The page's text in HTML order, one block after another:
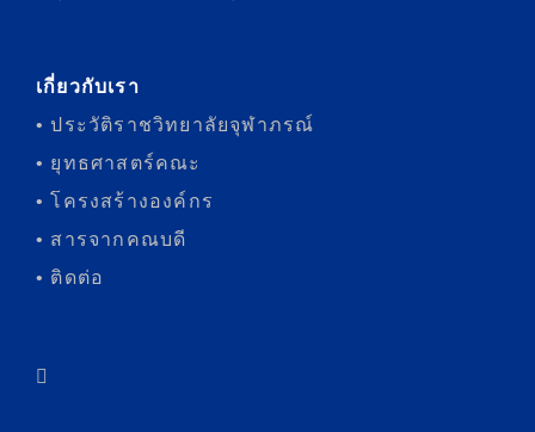
เกี่ยวกับเรา
• ประวัติราชวิทยาลัยจุฬาภรณ์
• ยุทธศาสตร์คณะ
• โครงสร้างองค์กร
• สารจากคณบดี
• ติดต่อ